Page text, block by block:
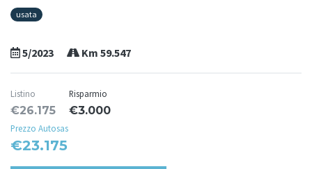
usata
5/2023 Km 59.547
Listino
€26.175
Risparmio
€3.000
Prezzo Autosas
€23.175